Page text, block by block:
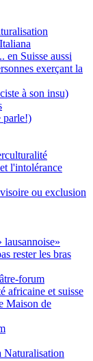
en Suisse aussi
exerçant la
à son insu)
parle!)
l'intolérance
ou exclusion
rester les bras
forum
africaine et suisse
Maison de
Naturalisation